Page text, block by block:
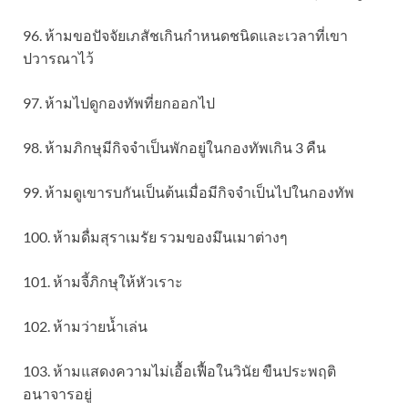
96. ห้ามขอปัจจัยเภสัชเกินกำหนดชนิดและเวลาที่เขา
ปวารณาไว้
97. ห้ามไปดูกองทัพที่ยกออกไป
98. ห้ามภิกษุมีกิจจำเป็นพักอยู่ในกองทัพเกิน 3 คืน
99. ห้ามดูเขารบกันเป็นต้นเมื่อมีกิจจำเป็นไปในกองทัพ
100. ห้ามดื่มสุราเมรัย รวมของมึนเมาต่างๆ
101. ห้ามจี้ภิกษุให้หัวเราะ
102. ห้ามว่ายน้ำเล่น
103. ห้ามแสดงความไม่เอื้อเฟื้อในวินัย ขืนประพฤติ
อนาจารอยู่